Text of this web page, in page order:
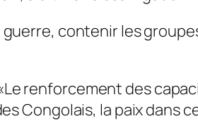
contenir les
renforcement des
Congolais, la paix dans